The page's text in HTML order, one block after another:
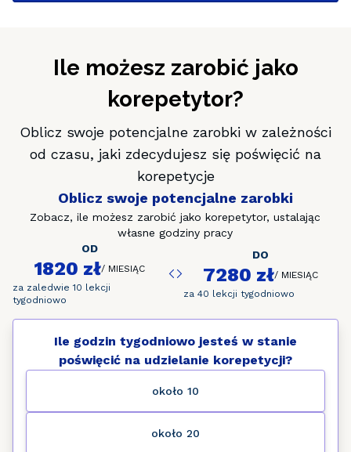
Ile możesz zarobić jako
korepetytor?
Oblicz swoje potencjalne zarobki w zależności
od czasu, jaki zdecydujesz się poświęcić na
korepetycje
Oblicz swoje potencjalne zarobki
Zobacz, ile możesz zarobić jako korepetytor, ustalając
własne godziny pracy
OD
1820 zł/ MIESIĄC
za zaledwie 10 lekcji
tygodniowo
DO
7280 zł/ MIESIĄC
za 40 lekcji tygodniowo
Ile godzin tygodniowo jesteś w stanie
poświęcić na udzielanie korepetycji?
około 10
około 20